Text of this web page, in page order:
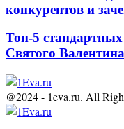
конкурентов и
Топ-5
Святого Валентина
@2024 - 1eva.ru. All